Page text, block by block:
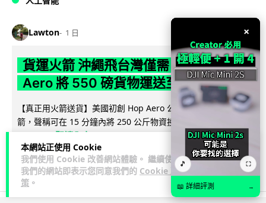
本網站正使用 Cookie
我們使用 Cookie 改善網站體驗。 繼續使用
我們的網站即表示您同意我們的 Cookie 政
策 。
Lawton 1 日
貨運火箭 沖繩飛台灣僅需 15 分鐘 Hop
Aero 將 550 磅貨物運送至 725 公里外
【真正用火箭送貨】美國初創 Hop Aero 公開自動駕駛貨運火
箭，聲稱可在 15 分鐘內將 250 公斤物資投送 750 公里外，並
以沖繩... 閱讀全文
55 6 ↗ 分享
×
🎵 ⛶
📖 詳細評測 →